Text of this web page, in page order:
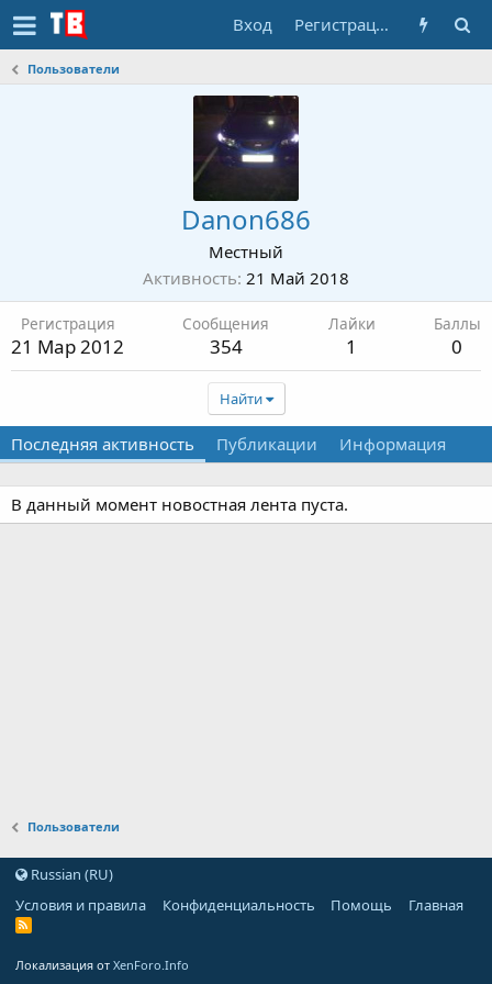
Вход Регистрация
Пользователи
Danon686
Местный
Активность 21 Май 2018
Регистрация
21 Мар 2012
Сообщения
354
Лайки
1
Баллы
0
Найти
Последняя активность Публикации Информация
В данный момент новостная лента пуста.
Пользователи
Russian (RU)
Условия и правила
Конфиденциальность Помощь Главная
Локализация от XenForo.Info